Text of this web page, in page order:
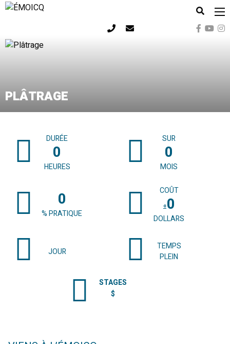
ÉMOICQ
PLÂTRAGE
DURÉE
0
HEURES
SUR
0
MOIS
0
% PRATIQUE
COÛT
±0
DOLLARS
JOUR
TEMPS
PLEIN
STAGES
$